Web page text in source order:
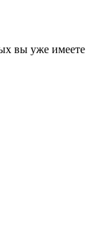
вы уже имеете